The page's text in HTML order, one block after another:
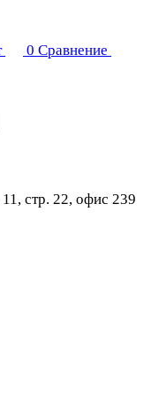
0 Сравнение
стр. 22, офис 239